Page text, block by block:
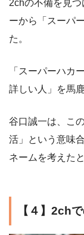
2chの不備を見
ーから「スーパ
た。
「スーパーハカ
詳しい人」を馬
谷口誠一は、こ
活」という意味
ネームを考えた
【４】2ch